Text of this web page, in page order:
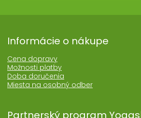
Informácie o nákupe
Cena dopravy
Možnosti platby
Doba doručenia
Miesta na osobný odber
Partnerský program